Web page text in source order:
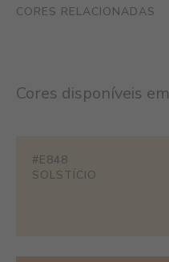
CORES RELACIONADAS
Cores disponíveis em
#E848
SOLSTÍCIO